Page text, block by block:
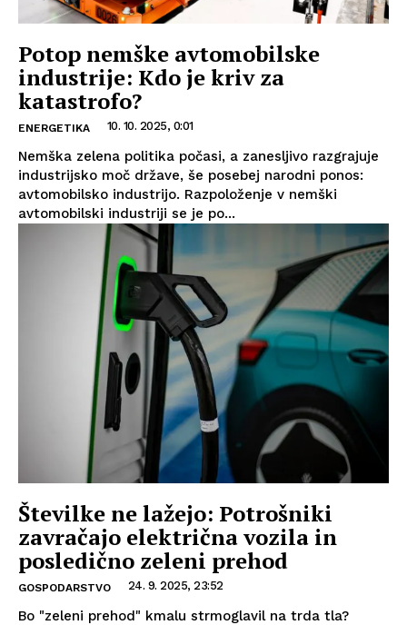
Potop nemške avtomobilske
industrije: Kdo je kriv za
katastrofo?
ENERGETIKA 10. 10. 2025, 0:01
Nemška zelena politika počasi, a zanesljivo razgrajuje
industrijsko moč države, še posebej narodni ponos:
avtomobilsko industrijo. Razpoloženje v nemški
avtomobilski industriji se je po...
Številke ne lažejo: Potrošniki
zavračajo električna vozila in
posledično zeleni prehod
GOSPODARSTVO 24. 9. 2025, 23:52
Bo "zeleni prehod" kmalu strmoglavil na trda tla?